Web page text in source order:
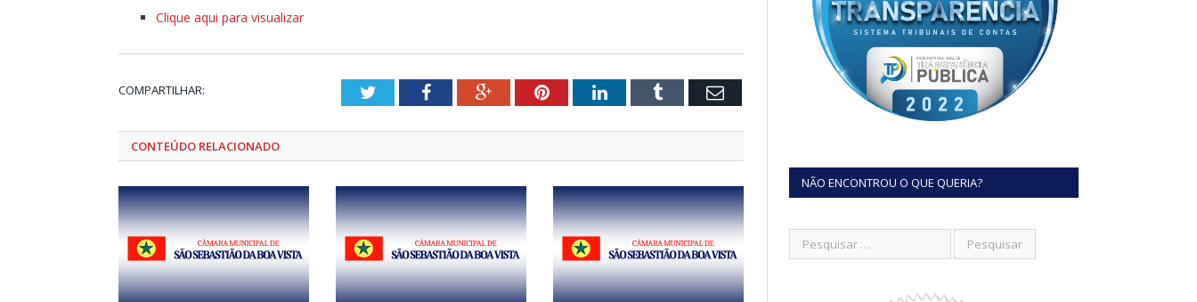
Clique aqui para visualizar
COMPARTILHAR: TwitterFacebookGoogle+PinterestLinkedInTumblr Email
CONTEÚDO RELACIONADO
NÃO ENCONTROU O QUE QUERIA?